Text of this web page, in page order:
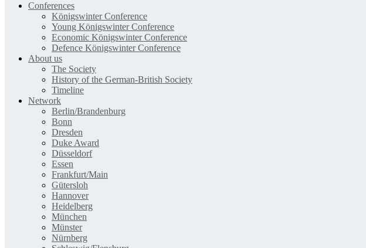
Conferences
Königswinter Conference
Young Königswinter Conference
Economic Königswinter Conference
Defence Königswinter Conference
About us
The Society
History of the German-British Society
Timeline
Network
Berlin/Brandenburg
Bonn
Dresden
Duke Award
Düsseldorf
Essen
Frankfurt/Main
Gütersloh
Hannover
Heidelberg
München
Münster
Nürnberg